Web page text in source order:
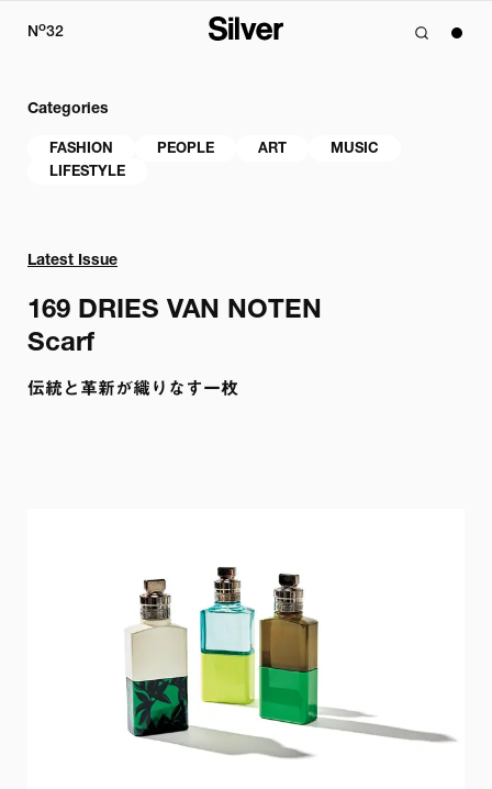
No32
Categories
FASHION PEOPLE ART
MUSIC
LIFESTYLE
Latest Issue
169 DRIES VAN NOTEN
Scarf
伝統と革新が織りなす一枚